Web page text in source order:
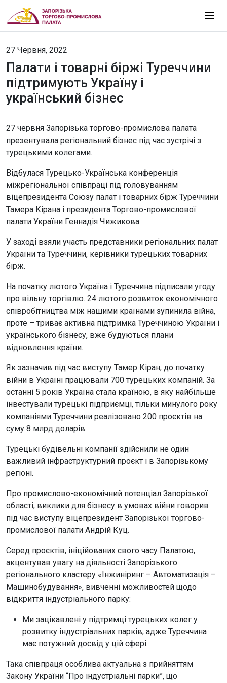
27 Червня, 2022
Палати і товарні біржі Туреччини
підтримують Україну і
український бізнес
27 червня Запорізька торгово-промислова палата
презентувала регіональний бізнес під час зустрічі з
турецькими колегами.
Відбулася Турецько-Українська конференція
міжрегіональної співпраці під головуванням
віцепрезидента Союзу палат і товарних бірж Туреччини
Тамера Кірана і президента Торгово-промислової
палати України Геннадія Чижикова.
У заході взяли участь представники регіональних палат
України та Туреччини, керівники турецьких товарних
бірж.
На початку лютого Україна і Туреччина підписали угоду
про вільну торгівлю. 24 лютого розвиток економічного
співробітництва між нашими країнами зупинила війна,
проте – триває активна підтримка Туреччиною України і
українського бізнесу, вже будуються плани
відновлення країни.
Як зазначив під час виступу Тамер Кіран, до початку
війни в Україні працювали 700 турецьких компаній. За
останні 5 років Україна стала країною, в яку найбільше
інвестували турецькі підприємці, тільки минулого року
компаніями Туреччини реалізовано 200 проєктів на
суму 8 млрд доларів.
Турецькі будівельні компанії здійснили не один
важливий інфраструктурний проєкт і в Запорізькому
регіоні.
Про промислово-економічний потенціал Запорізької
області, виклики для бізнесу в умовах війни говорив
під час виступу віцепрезидент Запорізької торгово-
промислової палати Андрій Куц.
Серед проєктів, ініційованих свого часу Палатою,
акцентував увагу на діяльності Запорізького
регіонального кластеру «Інжиніринг – Автоматизація –
Машинобудування», вивченні можливостей щодо
відкриття індустріального парку:
Ми зацікавлені у підтримці турецьких колег у
розвитку індустріальних парків, адже Туреччина
має потужний досвід у цій сфері.
Така співпраця особлива актуальна з прийняттям
Закону України “Про індустріальні парки”, що